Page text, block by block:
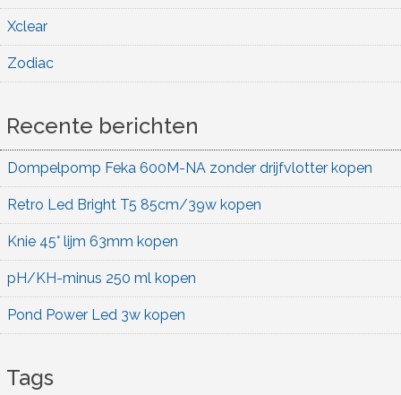
Xclear
Zodiac
Recente berichten
Dompelpomp Feka 600M-NA zonder drijfvlotter kopen
Retro Led Bright T5 85cm/39w kopen
Knie 45° lijm 63mm kopen
pH/KH-minus 250 ml kopen
Pond Power Led 3w kopen
Tags